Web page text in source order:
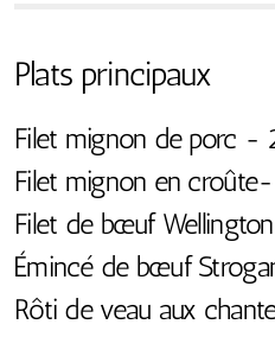
Plats principaux
Filet mignon de porc -
Filet mignon en
Filet de bœuf
Émincé de bœuf
Rôti de veau aux